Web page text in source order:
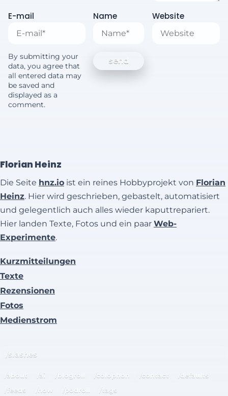
E-mail Name Website
By submitting your
data, you agree that
all entered data may
be saved and
displayed as a
comment.
Florian Heinz
Die Seite hnz.io ist ein reines Hobbyprojekt von Florian
Heinz. Hier wird geschrieben, gebastelt, automatisiert
und gelegentlich auch alles wieder kaputtrepariert.
Hier landen Texte, Fotos und ein paar Web-
Experimente.
Kurzmitteilungen
Texte
Rezensionen
Fotos
Medienstrom
/slashes
/about /ai /blogroll /colophon /contact
/defaults
/feeds
/now /podroll /tags